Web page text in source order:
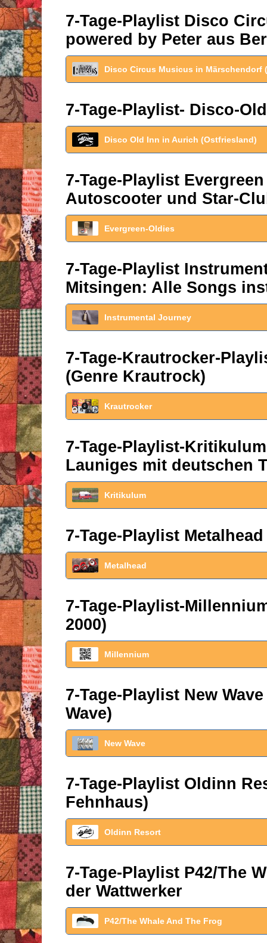
7-Tage-Playlist Disco
powered by Peter aus
Disco Circus Musicus in Märschendorf
7-Tage-Playlist- Disco-
Disco Old Inn in Aurich (Ostfriesland)
7-Tage-Playlist
Autoscooter und Star-
Evergreen-Oldies
7-Tage-Playlist
Mitsingen: Alle Songs
Instrumental Journey
7-Tage-Krautrocker-
(Genre Krautrock)
Krautrocker
7-Tage-Playlist-
Launiges mit deutschen
Kritikulum
7-Tage-Playlist
Metalhead
7-Tage-Playlist-
2000)
Millennium
7-Tage-Playlist New
Wave)
New Wave
7-Tage-Playlist Oldinn
Fehnhaus)
Oldinn Resort
7-Tage-Playlist P42/The
der Wattwerker
P42/The Whale And The Frog